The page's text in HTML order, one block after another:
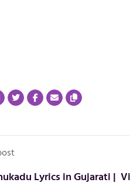
Lyrics in Gujarati |